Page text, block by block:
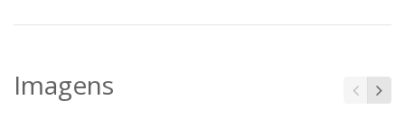
Imagens